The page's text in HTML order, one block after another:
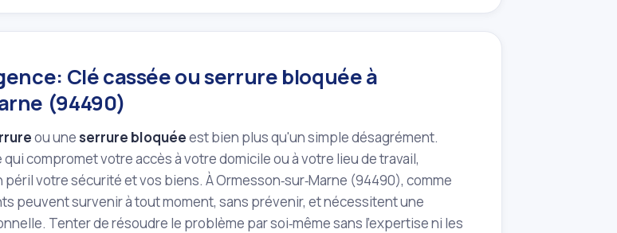
Clé cassée ou serrure bloquée à
(94490)
ou une serrure bloquéeest bien plus qu'un simple désagrément.
compromet votre accès à votre domicile ou à votre lieu de travail,
votre sécurité et vos biens. À Ormesson‑sur‑Marne (94490), comme
peuvent survenir à tout moment, sans prévenir, et nécessitent une
Tenter de résoudre le problème par soi‑même sans l'expertise ni les